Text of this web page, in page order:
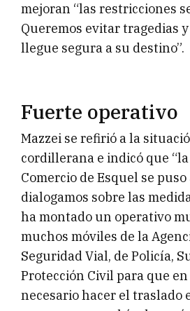
mejoran “las restricciones
Queremos evitar tragedias
llegue segura a su destino”.
Fuerte operativo
Mazzei se refirió a la
cordillerana e indicó que “la
Comercio de Esquel se
dialogamos sobre las
ha montado un operativo
muchos móviles de la
Seguridad Vial, de Policía,
Protección Civil para que en
necesario hacer el traslado